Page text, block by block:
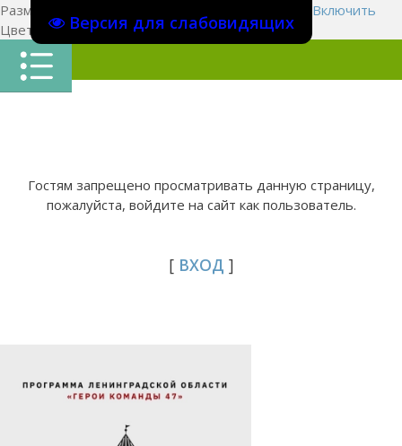
Версия для слабовидящих
Размер шрифта:
Включить
Цвет сайтаЦ Ц Ц Х
Гостям запрещено просматривать данную страницу,
пожалуйста, войдите на сайт как пользователь.
[ ВХОД ]